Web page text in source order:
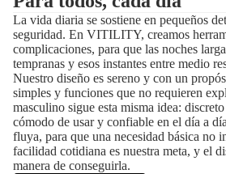
La vida diaria se sostiene en pequeños
seguridad. En VITILITY, creamos
complicaciones, para que las noches
tempranas y esos instantes entre medio
Nuestro diseño es sereno y con un
simples y funciones que no requieren
masculino sigue esta misma idea:
cómodo de usar y confiable en el día a
fluya, para que una necesidad básica no
facilidad cotidiana es nuestra meta, y el
manera de conseguirla.